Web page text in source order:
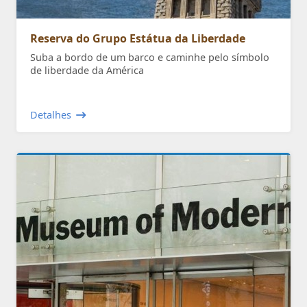
Reserva do Grupo Estátua da Liberdade
Suba a bordo de um barco e caminhe pelo símbolo
de liberdade da América
Detalhes